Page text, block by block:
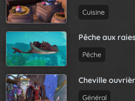
Cuisine
Pêche aux
Pêche
Cheville
Général